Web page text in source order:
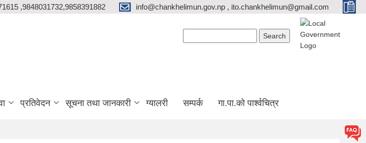
,9848031732,9858391882 info@chankhelimun.gov.np , ito.chankhelimun@gmail.com
प्रतिवेदन सूचना तथा जानकारी ग्यालरी सम्पर्क गा.पा.को पार्श्वचित्र